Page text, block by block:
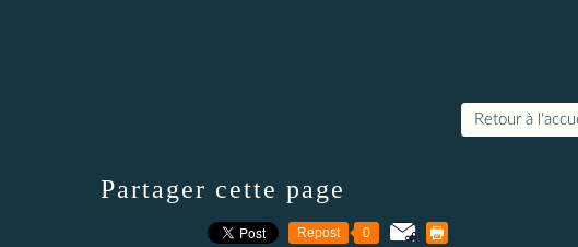
Retour à
Partager cette page
Repost 0